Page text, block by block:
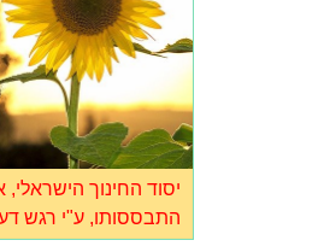
יסוד החינוך
התבססותו, ע"י רגש